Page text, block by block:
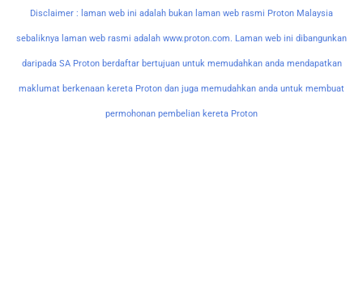
Disclaimer : laman web ini adalah bukan laman web rasmi Proton Malaysia
sebaliknya laman web rasmi adalah www.proton.com. Laman web ini dibangunkan
daripada SA Proton berdaftar bertujuan untuk memudahkan anda mendapatkan
maklumat berkenaan kereta Proton dan juga memudahkan anda untuk membuat
permohonan pembelian kereta Proton